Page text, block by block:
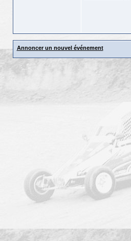
Annoncer un nouvel événement